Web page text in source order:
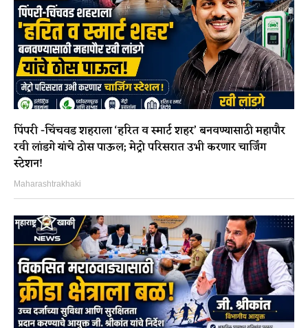
पिंपरी -चिंचवड शहराला ‘हरित व स्मार्ट शहर’ बनवण्यासाठी महापौर
रवी लांडगे यांचे ठोस पाऊल; मेट्रो परिसरात उभी करणार चार्जिंग
स्टेशन!
Maharashtrakhaki